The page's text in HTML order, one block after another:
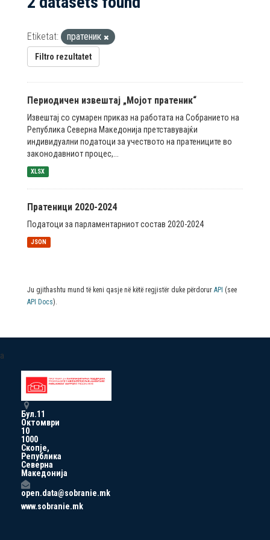
Etiketat: пратеник
Filtro rezultatet
Периодичен извештај „Мојот пратеник“
Извештај со сумарен приказ на работата на Собранието на
Република Северна Македонија претставувајќи
индивидуални податоци за учеството на пратениците во
законодавниот процес,...
XLSX
Пратеници 2020-2024
Податоци за парламентарниот состав 2020-2024
JSON
Ju gjithashtu mund të keni qasje në këtë regjistër duke përdorur API (see
API Docs).
a
Бул.11
Октомври
10
1000
Скопје,
Република
Северна
Македонија
open.data@sobranie.mk
www.sobranie.mk